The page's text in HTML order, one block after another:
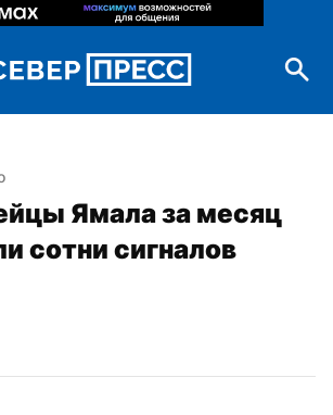
Ямала за месяц
сотни сигналов